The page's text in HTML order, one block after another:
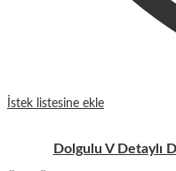
İstek listesine ekle
Dolgulu V Detaylı